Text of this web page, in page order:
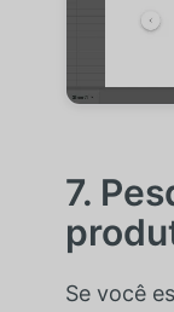
7.
Se você